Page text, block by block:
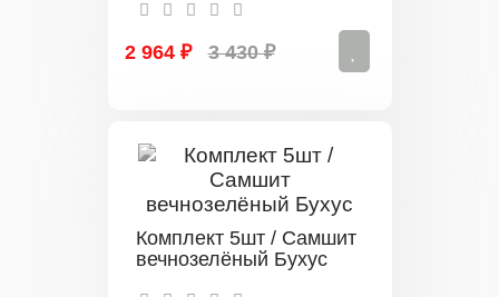
2 964 ₽ 3 430 ₽
Комплект 5шт / Самшит
вечнозелёный Бухус